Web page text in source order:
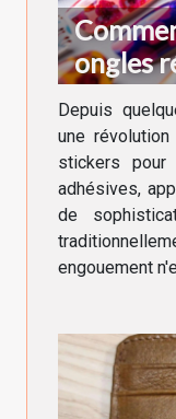
ongles
Depuis
une
stickers pour
adhésives,
de
engouement